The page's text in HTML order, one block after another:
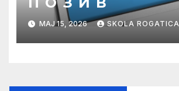
МАЈ 15, 2026 SKOLA ROGATICA